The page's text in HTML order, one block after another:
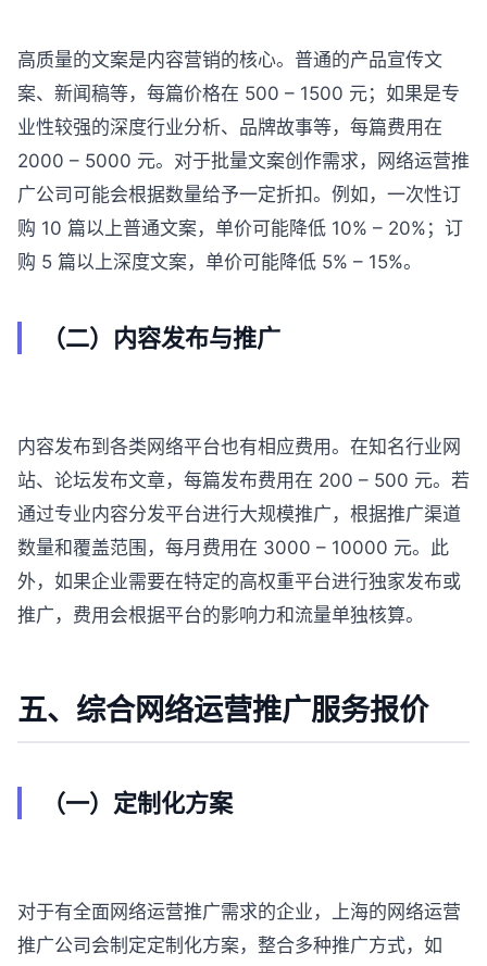
高质量的文案是内容营销的核心。普通的产品宣传文
案、新闻稿等，每篇价格在 500 – 1500 元；如果是专
业性较强的深度行业分析、品牌故事等，每篇费用在
2000 – 5000 元。对于批量文案创作需求，网络运营推
广公司可能会根据数量给予一定折扣。例如，一次性订
购 10 篇以上普通文案，单价可能降低 10% – 20%；订
购 5 篇以上深度文案，单价可能降低 5% – 15%。
（二）内容发布与推广
内容发布到各类网络平台也有相应费用。在知名行业网
站、论坛发布文章，每篇发布费用在 200 – 500 元。若
通过专业内容分发平台进行大规模推广，根据推广渠道
数量和覆盖范围，每月费用在 3000 – 10000 元。此
外，如果企业需要在特定的高权重平台进行独家发布或
推广，费用会根据平台的影响力和流量单独核算。
五、综合网络运营推广服务报价
（一）定制化方案
对于有全面网络运营推广需求的企业，上海的网络运营
推广公司会制定定制化方案，整合多种推广方式，如